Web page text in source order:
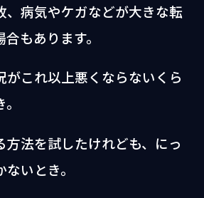
、病気やケガなどが大きな転
もあります。
がこれ以上悪くならないくら
方法を試したけれども、にっ
いとき。